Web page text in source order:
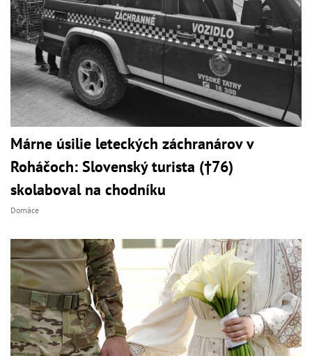
Márne úsilie leteckých záchranárov v
Roháčoch: Slovenský turista (†76)
skolaboval na chodníku
Domáce